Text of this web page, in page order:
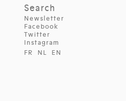
Search
Newsletter
Facebook
Twitter
Instagram
FR
NL EN